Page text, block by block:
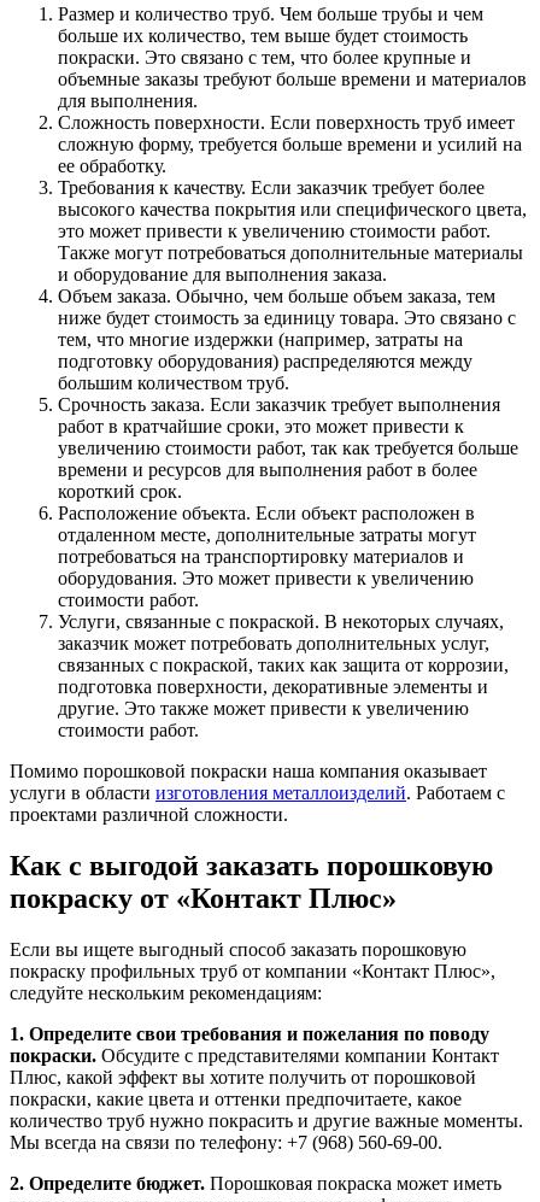
Размер и количество труб. Чем больше трубы и чем
больше их количество, тем выше будет стоимость
покраски. Это связано с тем, что более крупные и
объемные заказы требуют больше времени и материалов
для выполнения.
Сложность поверхности. Если поверхность труб имеет
сложную форму, требуется больше времени и усилий на
ее обработку.
Требования к качеству. Если заказчик требует более
высокого качества покрытия или специфического цвета,
это может привести к увеличению стоимости работ.
Также могут потребоваться дополнительные материалы
и оборудование для выполнения заказа.
Объем заказа. Обычно, чем больше объем заказа, тем
ниже будет стоимость за единицу товара. Это связано с
тем, что многие издержки (например, затраты на
подготовку оборудования) распределяются между
большим количеством труб.
Срочность заказа. Если заказчик требует выполнения
работ в кратчайшие сроки, это может привести к
увеличению стоимости работ, так как требуется больше
времени и ресурсов для выполнения работ в более
короткий срок.
Расположение объекта. Если объект расположен в
отдаленном месте, дополнительные затраты могут
потребоваться на транспортировку материалов и
оборудования. Это может привести к увеличению
стоимости работ.
Услуги, связанные с покраской. В некоторых случаях,
заказчик может потребовать дополнительных услуг,
связанных с покраской, таких как защита от коррозии,
подготовка поверхности, декоративные элементы и
другие. Это также может привести к увеличению
стоимости работ.
Помимо порошковой покраски наша компания оказывает
услуги в области изготовления металлоизделий. Работаем с
проектами различной сложности.
Как с выгодой заказать порошковую
покраску от «Контакт Плюс»
Если вы ищете выгодный способ заказать порошковую
покраску профильных труб от компании «Контакт Плюс»,
следуйте нескольким рекомендациям:
1. Определите свои требования и пожелания по поводу
покраски. Обсудите с представителями компании Контакт
Плюс, какой эффект вы хотите получить от порошковой
покраски, какие цвета и оттенки предпочитаете, какое
количество труб нужно покрасить и другие важные моменты.
Мы всегда на связи по телефону: +7 (968) 560-69-00.
2. Определите бюджет. Порошковая покраска может иметь